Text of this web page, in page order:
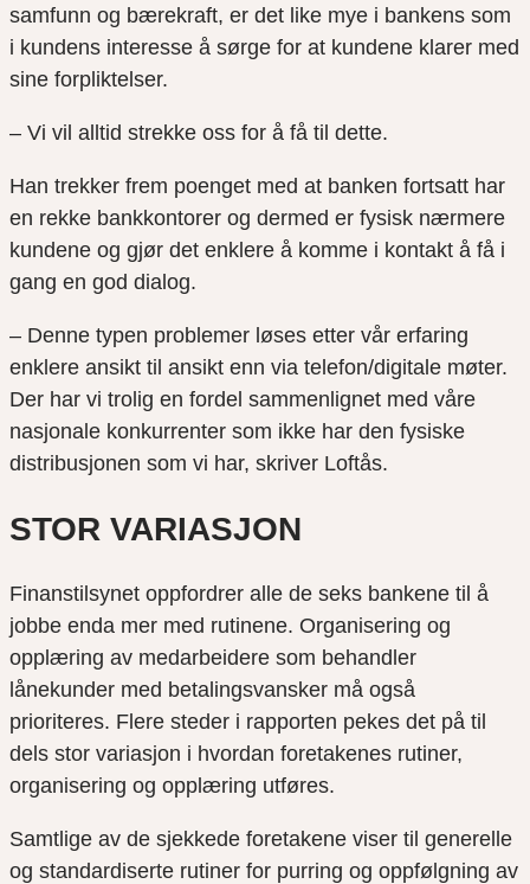
samfunn og bærekraft, er det like mye i bankens som
i kundens interesse å sørge for at kundene klarer med
sine forpliktelser.
– Vi vil alltid strekke oss for å få til dette.
Han trekker frem poenget med at banken fortsatt har
en rekke bankkontorer og dermed er fysisk nærmere
kundene og gjør det enklere å komme i kontakt å få i
gang en god dialog.
– Denne typen problemer løses etter vår erfaring
enklere ansikt til ansikt enn via telefon/digitale møter.
Der har vi trolig en fordel sammenlignet med våre
nasjonale konkurrenter som ikke har den fysiske
distribusjonen som vi har, skriver Loftås.
STOR VARIASJON
Finanstilsynet oppfordrer alle de seks bankene til å
jobbe enda mer med rutinene. Organisering og
opplæring av medarbeidere som behandler
lånekunder med betalingsvansker må også
prioriteres. Flere steder i rapporten pekes det på til
dels stor variasjon i hvordan foretakenes rutiner,
organisering og opplæring utføres.
Samtlige av de sjekkede foretakene viser til generelle
og standardiserte rutiner for purring og oppfølgning av